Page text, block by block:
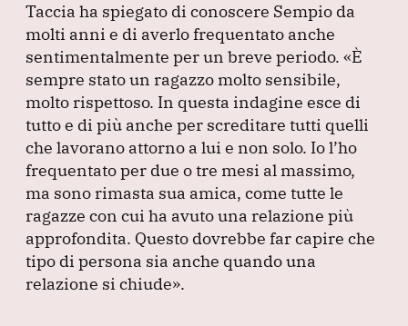
Taccia ha spiegato di conoscere Sempio da
molti anni e di averlo frequentato anche
sentimentalmente per un breve periodo. «È
sempre stato un ragazzo molto sensibile,
molto rispettoso. In questa indagine esce di
tutto e di più anche per screditare tutti quelli
che lavorano attorno a lui e non solo. Io l’ho
frequentato per due o tre mesi al massimo,
ma sono rimasta sua amica, come tutte le
ragazze con cui ha avuto una relazione più
approfondita. Questo dovrebbe far capire che
tipo di persona sia anche quando una
relazione si chiude».